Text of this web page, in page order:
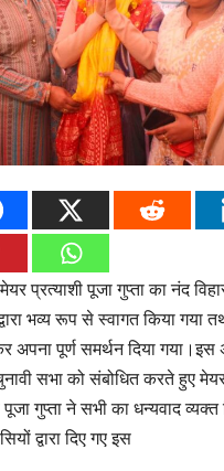
प्रत्याशी पूजा गुप्ता का नंद
भव्य रूप से स्वागत किया
अपना पूर्ण समर्थन दिया
सभा को संबोधित करते हुए
पूजा गुप्ता ने सभी का धन्यवाद
द्वारा दिए गए इस